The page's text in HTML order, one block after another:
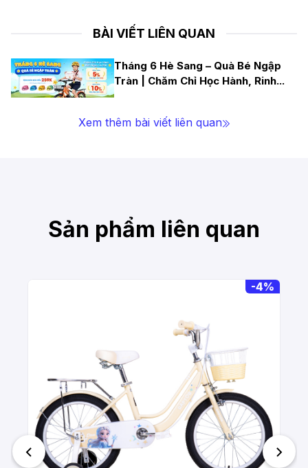
BÀI VIẾT LIÊN QUAN
Tháng 6 Hè Sang – Quà Bé Ngập
Tràn | Chăm Chỉ Học Hành, Rinh...
Xem thêm bài viết liên quan
Sản phẩm liên quan
-4%